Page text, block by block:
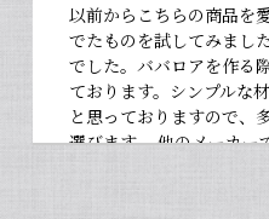
以前からこちらの商品を
でたものを試してみまし
でした。ババロアを作る
ております。シンプルな
と思っておりますので、
選びます。 他のメーカー